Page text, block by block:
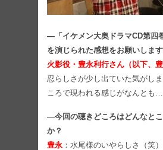
―「イケメン大奥ドラマCD第四
を演じられた感想をお願いします
火影役・豊永利行さん（以下、豊
忍らしさが少し出ていた気がし
ころで現われる感じがなんとも
―今回の聴きどころはどんなとこ
か？
豊永 ：水尾様のいやらしさ（笑）